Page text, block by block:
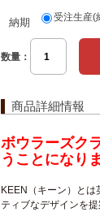
納期 受注生産(
数量：
商品詳細情報
ボウラーズク
うことになり
KEEN（キーン）と
ティブなデザインを